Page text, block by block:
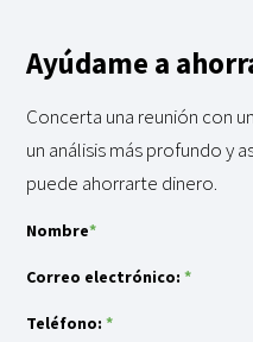
Ayúdame a
Concerta una reunión con
un análisis más profundo y
puede ahorrarte dinero.
Nombre*
Correo electrónico: *
Teléfono: *